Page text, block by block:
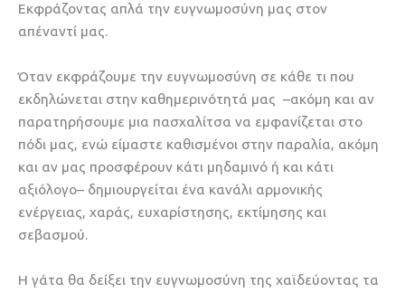
Εκφράζοντας απλά την ευγνωμοσύνη μας στον
απέναντί μας.
Όταν εκφράζουμε την ευγνωμοσύνη σε κάθε τι που
εκδηλώνεται στην καθημερινότητά μας –ακόμη και αν
παρατηρήσουμε μια πασχαλίτσα να εμφανίζεται στο
πόδι μας, ενώ είμαστε καθισμένοι στην παραλία, ακόμη
και αν μας προσφέρουν κάτι μηδαμινό ή και κάτι
αξιόλογο– δημιουργείται ένα κανάλι αρμονικής
ενέργειας, χαράς, ευχαρίστησης, εκτίμησης και
σεβασμού.
H γάτα θα δείξει την ευγνωμοσύνη της χαϊδεύοντας τα